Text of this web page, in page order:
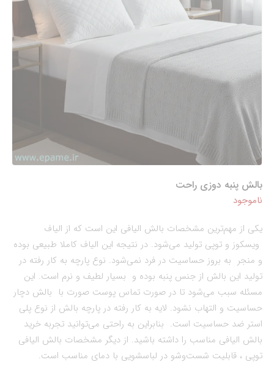
بالش پنبه دوزی راحت
ناموجود
یکی از مهم‌ترین مشخصات بالش الیافی این است که از الیاف
ویسکوز و توپی تولید می‌شود. در نتیجه این الیاف کاملا طبیعی بوده
و منجر به بروز حساسیت در فرد نمی‌شود. نوع پارچه به کار رفته در
تولید این بالش از جنس پنبه بوده و بسیار لطیف و نرم است. این
مسئله سبب می‌شود تا در صورت تماس پوست صورت با بالش دچار
حساسیت و التهاب نشود. لایه به کار رفته در پارچه بالش از نوع پلی
استر ضد حساسیت است. بنابراین به راحتی می‌توانید تجربه خرید
بالش الیافی مناسب را داشته باشید. از دیگر مشخصات بالش الیافی
توپی ، قابلیت شست‌وشو در لباسشویی با دمای مناسب است.